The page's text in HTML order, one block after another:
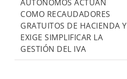
AUTÓNOMOS ACTÚAN
COMO RECAUDADORES
GRATUITOS DE HACIENDA Y
EXIGE SIMPLIFICAR LA
GESTIÓN DEL IVA